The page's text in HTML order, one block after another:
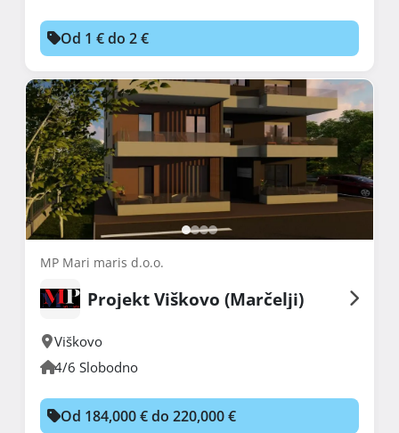
Od 1 € do 2 €
MP Mari maris d.o.o.
Projekt Viškovo (Marčelji)
Viškovo
4/6 Slobodno
Od 184,000 € do 220,000 €